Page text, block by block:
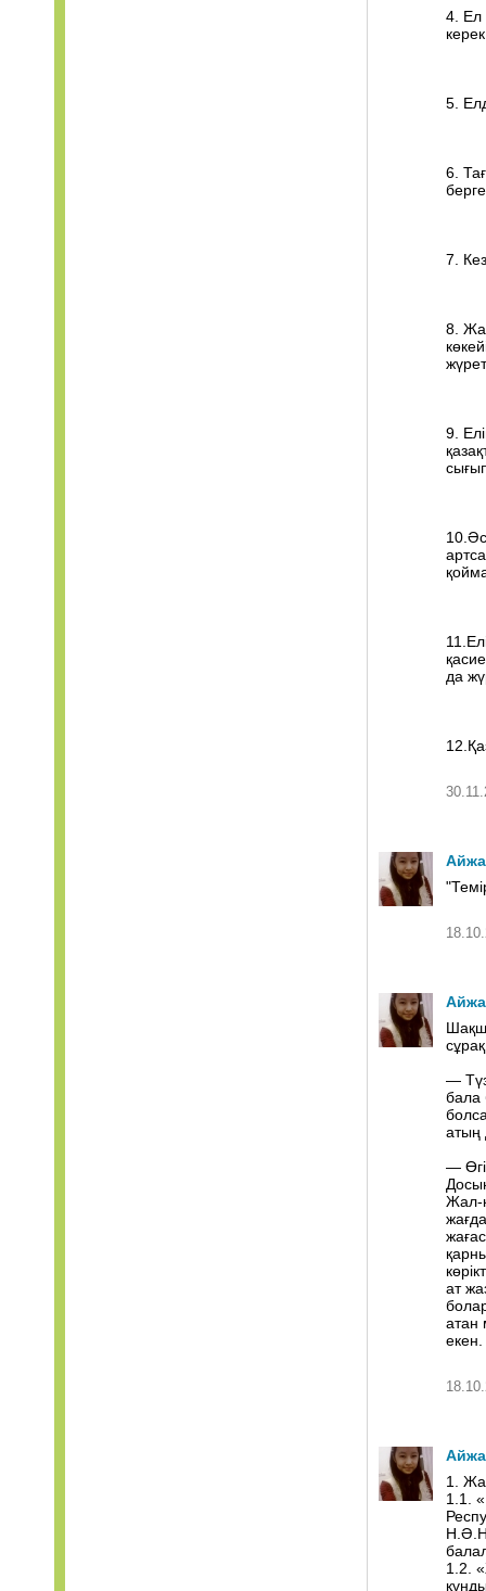
4. Ел
5.
6.
7.
8.
9.
да
—
бала
атың
—
Жал-
ат
атан
екен.
1.
1.1.
1.2.